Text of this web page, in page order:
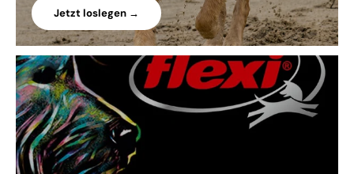
Jetzt loslegen →